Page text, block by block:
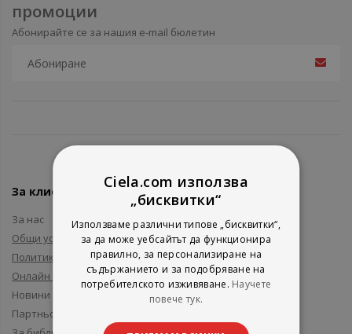
промоции
Абонирайте се за нашия e-mail бюлетин
За клиенти
За нас
Общи условия
Политика за поверителност
Онлайн решаване на спорове
Новини и събития
Партньори и приятели
Ciela.com използва
„бисквитки“
Използваме различни типове „бисквитки“,
за да може уебсайтът да функционира
правилно, за персонализиране на
съдържанието и за подобряване на
потребителското изживяване. Научете
повече тук.